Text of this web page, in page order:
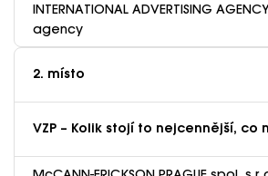
INTERNATIONAL ADVERTISING
agency
2. místo
VZP – Kolik stojí to nejcennější, co